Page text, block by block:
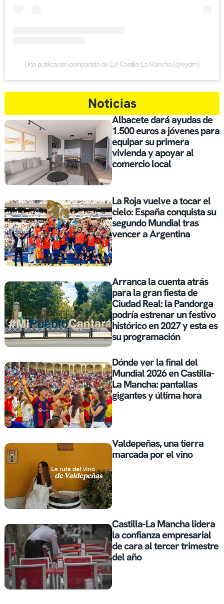
Una publicación compartida de Ey! Castilla-La Mancha (@eyclm)
Noticias
Albacete dará ayudas de
1.500 euros a jóvenes para
equipar su primera
vivienda y apoyar al
comercio local
La Roja vuelve a tocar el
cielo: España conquista su
segundo Mundial tras
vencer a Argentina
Arranca la cuenta atrás
para la gran fiesta de
Ciudad Real: la Pandorga
podría estrenar un festivo
histórico en 2027 y esta es
su programación
Dónde ver la final del
Mundial 2026 en Castilla-
La Mancha: pantallas
gigantes y última hora
Valdepeñas, una tierra
marcada por el vino
Castilla-La Mancha lidera
la confianza empresarial
de cara al tercer trimestre
del año